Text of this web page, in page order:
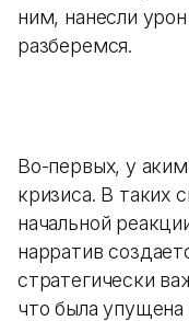
ним, нанесли
разберемся.
Во-первых, у
кризиса. В таких
начальной
нарратив
стратегически
что была